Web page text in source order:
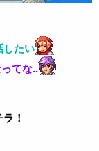
したい
てな..
！